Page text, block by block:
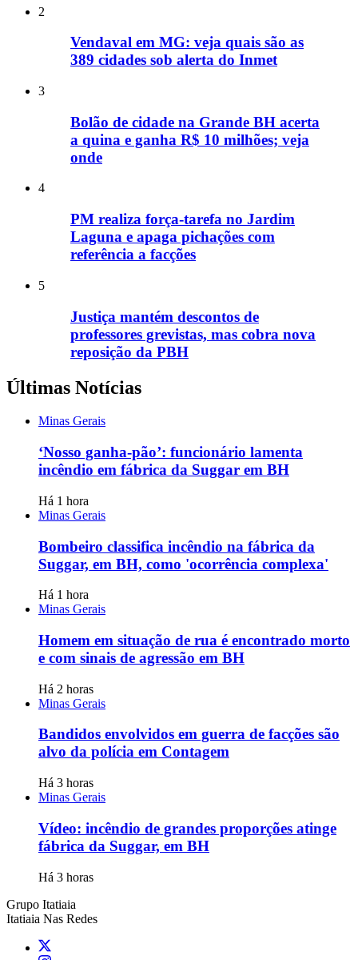
2
Vendaval em MG: veja quais são as
389 cidades sob alerta do Inmet
3
Bolão de cidade na Grande BH acerta
a quina e ganha R$ 10 milhões; veja
onde
4
PM realiza força-tarefa no Jardim
Laguna e apaga pichações com
referência a facções
5
Justiça mantém descontos de
professores grevistas, mas cobra nova
reposição da PBH
Últimas Notícias
Minas Gerais
‘Nosso ganha-pão’: funcionário lamenta
incêndio em fábrica da Suggar em BH
Há 1 hora
Minas Gerais
Bombeiro classifica incêndio na fábrica da
Suggar, em BH, como 'ocorrência complexa'
Há 1 hora
Minas Gerais
Homem em situação de rua é encontrado morto
e com sinais de agressão em BH
Há 2 horas
Minas Gerais
Bandidos envolvidos em guerra de facções são
alvo da polícia em Contagem
Há 3 horas
Minas Gerais
Vídeo: incêndio de grandes proporções atinge
fábrica da Suggar, em BH
Há 3 horas
Grupo Itatiaia
Itatiaia Nas Redes